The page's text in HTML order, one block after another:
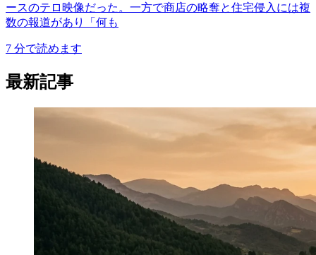
ースのテロ映像だった。一方で商店の略奪と住宅侵入には複
数の報道があり「何も
7 分で読めます
最新記事